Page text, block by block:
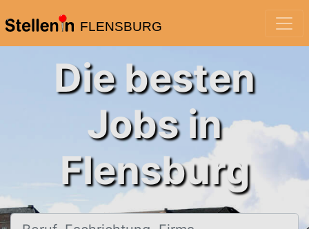
FLENSBURG
Die besten
Jobs in
Flensburg
Beruf, Fachrichtung, Firma